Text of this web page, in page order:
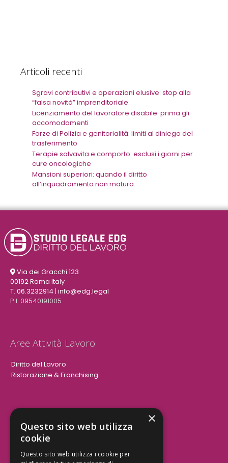
Articoli recenti
Sgravi contributivi e operazioni elusive: stop alla
“falsa novità” imprenditoriale
Licenziamento del lavoratore disabile: prima gli
accomodamenti
Forze di Polizia e genitorialità: limiti al diniego del
trasferimento
Terapie salvavita e comporto: esclusi i giorni per
cure oncologiche
Mansioni superiori: quando il diritto
all’inquadramento non matura
Via dei Gracchi 123
00192 Roma Italy
T. 06.3232914 | info@edg.legal
P.I. 09540191005
Aree Attività Lavoro
Diritto del Lavoro
Ristorazione & Franchising
Aree Attività Civile
Tutele del Credito
Responsabilità Civile
Contrattualistica
×
Questo sito web utilizza
cookie
Questo sito web utilizza i cookie per